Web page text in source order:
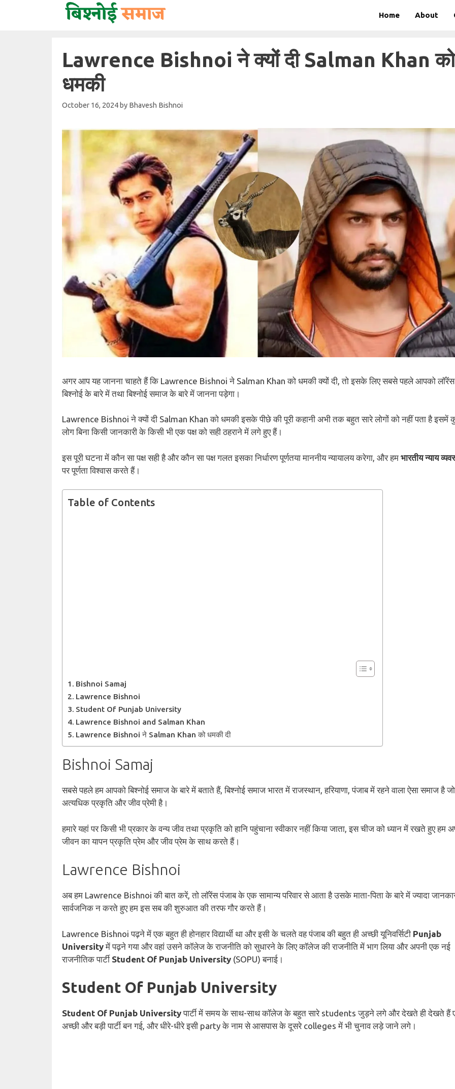
Home About
Lawrence Bishnoi ने क्यों दी Salman Khan को
धमकी
October 16, 2024 by Bhavesh Bishnoi
अगर आप यह जानना चाहते हैं कि Lawrence Bishnoi ने Salman Khan को धमकी क्यों दी, तो इसके लिए सबसे पहले आपको लॉरेंस
बिश्नोई के बारे में तथा बिश्नोई समाज के बारे में जानना पड़ेगा।
Lawrence Bishnoi ने क्यों दी Salman Khan को धमकी इसके पीछे की पूरी कहानी अभी तक बहुत सारे लोगों को नहीं पता है इसमें
लोग बिना किसी जानकारी के किसी भी एक पक्ष को सही ठहराने में लगे हुए हैं।
इस पूरी घटना में कौन सा पक्ष सही है और कौन सा पक्ष गलत इसका निर्धारण पूर्णतया माननीय न्यायालय करेगा, और हम भारतीय न्याय
पर पूर्णता विश्वास करते हैं।
Table of Contents
Bishnoi Samaj
Lawrence Bishnoi
Student Of Punjab University
Lawrence Bishnoi and Salman Khan
Lawrence Bishnoi ने Salman Khan को धमकी दी
Bishnoi Samaj
सबसे पहले हम आपको बिश्नोई समाज के बारे में बताते हैं, बिश्नोई समाज भारत में राजस्थान, हरियाणा, पंजाब में रहने वाला ऐसा समाज है जो
अत्यधिक प्रकृति और जीव प्रेमी है।
हमारे यहां पर किसी भी प्रकार के वन्य जीव तथा प्रकृति को हानि पहुंचाना स्वीकार नहीं किया जाता, इस चीज को ध्यान में रखते हुए हम
जीवन का यापन प्रकृति प्रेम और जीव प्रेम के साथ करते हैं।
Lawrence Bishnoi
अब हम Lawrence Bishnoi की बात करें, तो लॉरेंस पंजाब के एक सामान्य परिवार से आता है उसके माता-पिता के बारे में ज्यादा
सार्वजनिक न करते हुए हम इस सब की शुरुआत की तरफ गौर करते हैं।
Lawrence Bishnoi पढ़ने में एक बहुत ही होनहार विद्यार्थी था और इसी के चलते वह पंजाब की बहुत ही अच्छी यूनिवर्सिटी Punjab
Universityमें पढ़ने गया और वहां उसने कॉलेज के राजनीति को सुधारने के लिए कॉलेज की राजनीति में भाग लिया और अपनी एक नई
राजनीतिक पार्टी Student Of Punjab University (SOPU) बनाई।
Student Of Punjab University
Student Of Punjab Universityपार्टी में समय के साथ-साथ कॉलेज के बहुत सारे students जुड़ने लगे और देखते ही देखते हैं
अच्छी और बड़ी पार्टी बन गई, और धीरे-धीरे इसी party के नाम से आसपास के दूसरे colleges में भी चुनाव लड़े जाने लगे।